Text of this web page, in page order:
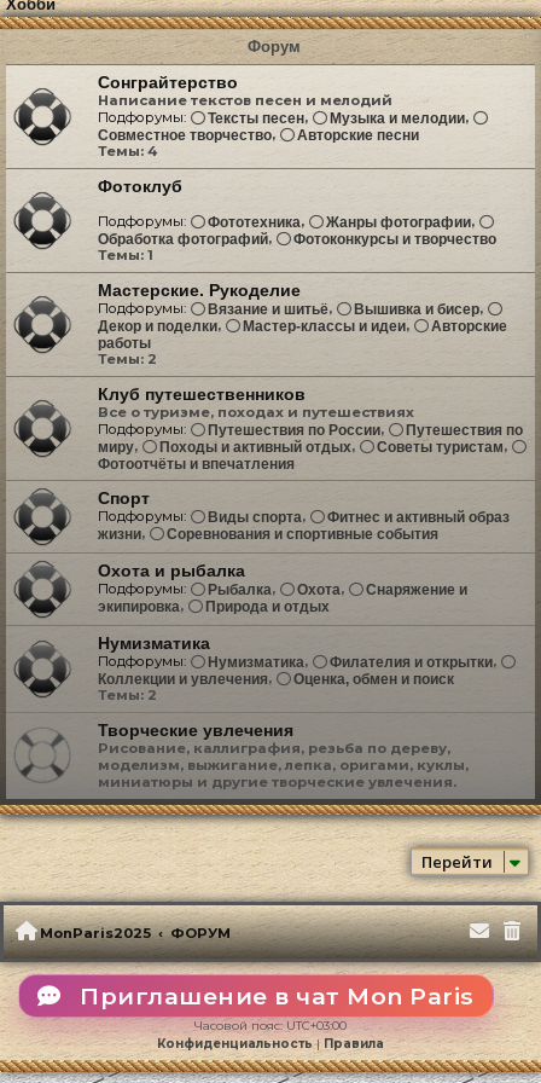
Хобби
Форум
Сонграйтерство
Написание текстов песен и мелодий
Подфорумы:
Тексты песен, Музыка и мелодии,
Совместное творчество, Авторские песни
Темы: 4
Фотоклуб
Подфорумы: Фототехника, Жанры фотографии,
Обработка фотографий, Фотоконкурсы и творчество
Темы: 1
Мастерские. Рукоделие
Подфорумы: Вязание и шитьё, Вышивка и бисер,
Декор и поделки, Мастер-классы и идеи,
Авторские
работы
Темы: 2
Клуб путешественников
Все о туризме, походах и путешествиях
Подфорумы:
Путешествия по России,
Путешествия по
миру, Походы и активный отдых, Советы туристам,
Фотоотчёты и впечатления
Спорт
Подфорумы: Виды спорта,
Фитнес и активный образ
жизни, Соревнования и спортивные события
Охота и рыбалка
Подфорумы: Рыбалка, Охота,
Снаряжение и
экипировка, Природа и отдых
Нумизматика
Подфорумы: Нумизматика, Филателия и открытки,
Коллекции и увлечения, Оценка, обмен и поиск
Темы: 2
Творческие увлечения
Рисование, каллиграфия, резьба по дереву,
моделизм, выжигание, лепка, оригами, куклы,
миниатюры и другие творческие увлечения.
Перейти
MonParis2025 ФОРУМ
Приглашение в чат Mon Paris
Часовой пояс: UTC+03:00
Конфиденциальность | Правила